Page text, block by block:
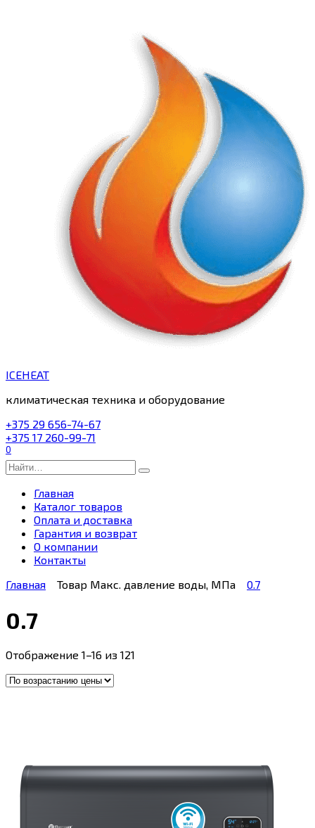
ICEHEAT
климатическая техника и оборудование
+375 29 656-74-67
+375 17 260-99-71
0
Search
for:
Главная
Каталог товаров
Оплата и доставка
Гарантия и возврат
О компании
Контакты
Главная
Товар Макс. давление воды, МПа 0.7
0.7
Отображение 1–16 из 121